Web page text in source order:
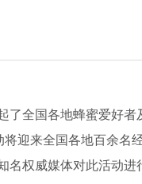
全国各地蜂蜜爱好者
迎来全国各地百余名
名权威媒体对此活动